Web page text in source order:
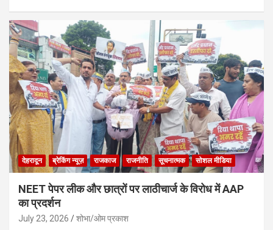
देहरादून ब्रेकिंग न्यूज़ राजकाज राजनीति सूचनात्मक सोशल मीडिया
NEET पेपर लीक और छात्रों पर लाठीचार्ज के विरोध में AAP
का प्रदर्शन
July 23, 2026 शोभा/ओम प्रकाश